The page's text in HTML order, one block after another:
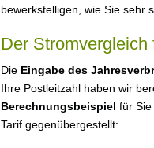
bewerkstelligen, wie Sie sehr
Der
Die Eingabe des
Ihre Postleitzahl haben wir
Berechnungsbeispiel für
Tarif gegenübergestellt: